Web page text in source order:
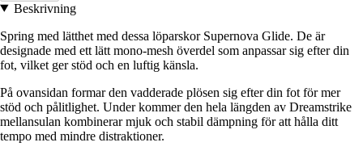
Beskrivning
Spring med lätthet med dessa löparskor Supernova Glide. De är
designade med ett lätt mono-mesh överdel som anpassar sig efter din
fot, vilket ger stöd och en luftig känsla.
På ovansidan formar den vadderade plösen sig efter din fot för mer
stöd och pålitlighet. Under kommer den hela längden av Dreamstrike
mellansulan kombinerar mjuk och stabil dämpning för att hålla ditt
tempo med mindre distraktioner.